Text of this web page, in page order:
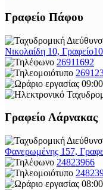
Γραφείο Πάφου
Νικολαίδη 10,
26911692
Γραφείο Λάρνακας
Φανερωμένης 157,
24823966